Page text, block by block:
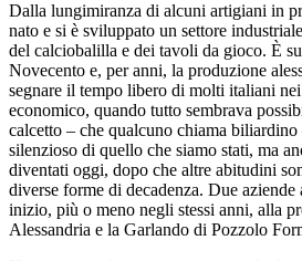
Dalla lungimiranza di alcuni artigiani in
nato e si è sviluppato un settore
del calciobalilla e dei tavoli da gioco. È
Novecento e, per anni, la produzione
segnare il tempo libero di molti italiani
economico, quando tutto sembrava
calcetto – che qualcuno chiama
silenzioso di quello che siamo stati, ma
diventati oggi, dopo che altre abitudini
diverse forme di decadenza. Due aziende
inizio, più o meno negli stessi anni, alla
Alessandria e la Garlando di Pozzolo